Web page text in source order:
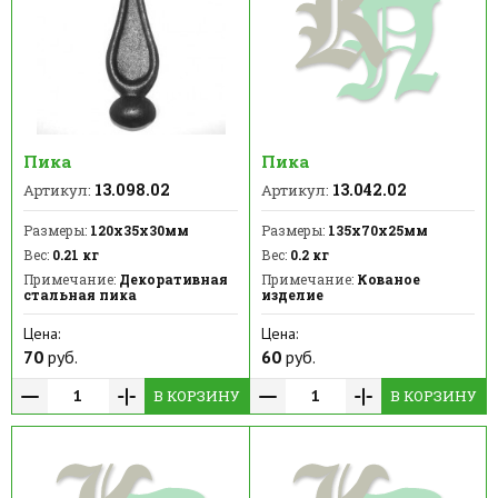
Пика
Артикул: 13.098.02
Размеры: 120х35х30мм
Вес: 0.21 кг
Примечание: Декоративная
стальная пика
Цена:
70 руб.
В КОРЗИНУ
Пика
Артикул: 13.042.02
Размеры:135х70х25мм
Вес:0.2 кг
Примечание:Кованое
изделие
Цена:
60руб.
В КОРЗИНУ